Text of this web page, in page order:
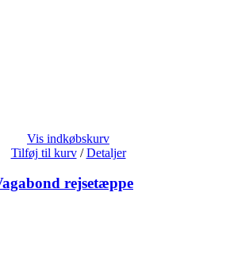
Vis indkøbskurv
Tilføj til kurv / Detaljer
rejsetæppe